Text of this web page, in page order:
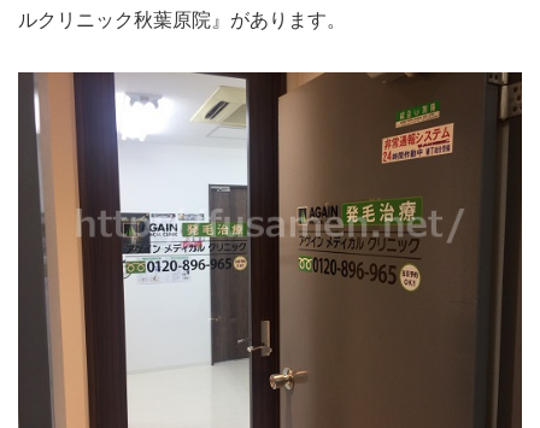
ルクリニック秋葉原院』があります。